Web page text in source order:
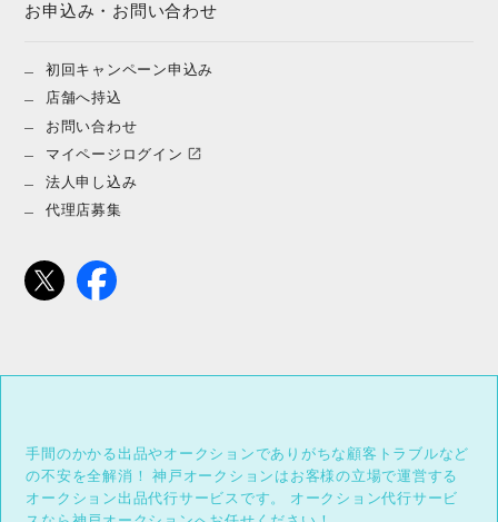
お申込み・お問い合わせ
初回キャンペーン申込み
店舗へ持込
お問い合わせ
マイページログイン
法人申し込み
代理店募集
手間のかかる出品やオークションでありがちな顧客トラブルなど
の不安を全解消！
神戸オークションはお客様の立場で運営する
オークション出品代行サービスです。
オークション代行サービ